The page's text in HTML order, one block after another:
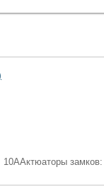
10ААктюаторы